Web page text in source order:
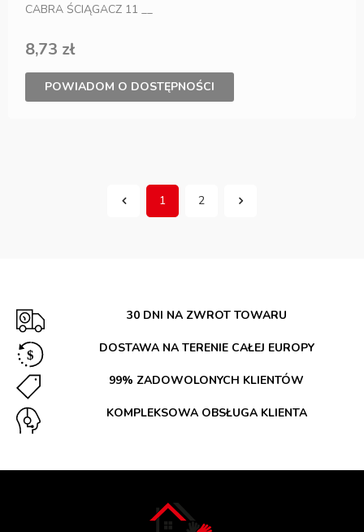
CABRA ŚCIĄGACZ 11 __
8,73 zł
POWIADOM O DOSTĘPNOŚCI
1 2
30 DNI NA ZWROT TOWARU
DOSTAWA NA TERENIE CAŁEJ EUROPY
99% ZADOWOLONYCH KLIENTÓW
KOMPLEKSOWA OBSŁUGA KLIENTA